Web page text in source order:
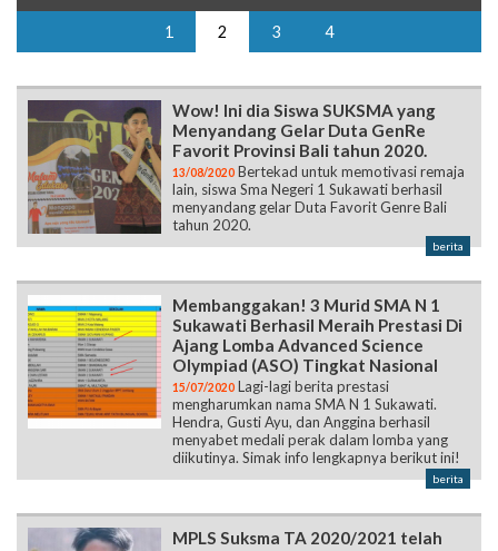
1 2 3 4
Wow! Ini dia Siswa SUKSMA yang
Menyandang Gelar Duta GenRe
Favorit Provinsi Bali tahun 2020.
13/08/2020 Bertekad untuk memotivasi remaja
lain, siswa Sma Negeri 1 Sukawati berhasil
menyandang gelar Duta Favorit Genre Bali
tahun 2020.
berita
Membanggakan! 3 Murid SMA N 1
Sukawati Berhasil Meraih Prestasi Di
Ajang Lomba Advanced Science
Olympiad (ASO) Tingkat Nasional
15/07/2020 Lagi-lagi berita prestasi
mengharumkan nama SMA N 1 Sukawati.
Hendra, Gusti Ayu, dan Anggina berhasil
menyabet medali perak dalam lomba yang
diikutinya. Simak info lengkapnya berikut ini!
berita
MPLS Suksma TA 2020/2021 telah